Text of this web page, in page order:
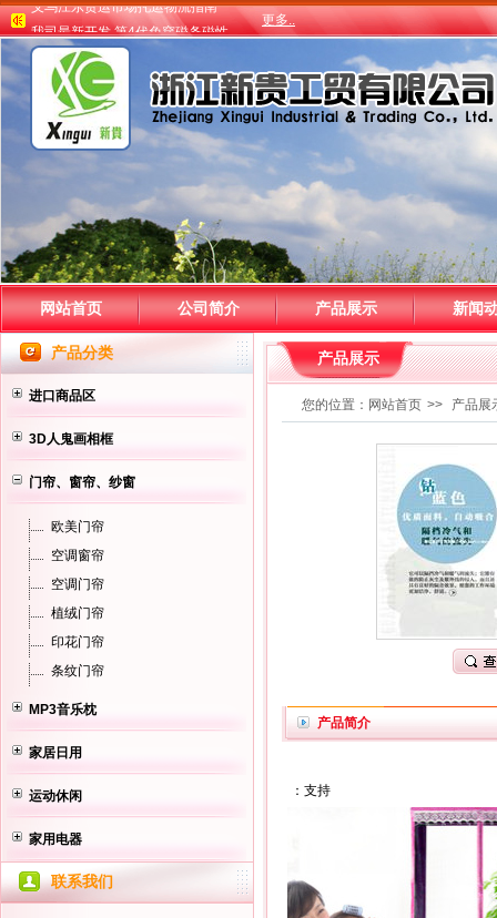
义乌江东货运市场托运物流指南
我司最新开发 第4代免穿磁条磁性...
义乌江东货运市场托运物流指南
更多..
网站首页 公司简介 产品展示 新闻
产品分类
进口商品区
3D人鬼画相框
门帘、窗帘、纱窗
欧美门帘
空调窗帘
空调门帘
植绒门帘
印花门帘
条纹门帘
MP3音乐枕
家居日用
运动休闲
家用电器
联系我们
产品展示
您的位置： 网站首页 >> 产品展
产品简介
：支持